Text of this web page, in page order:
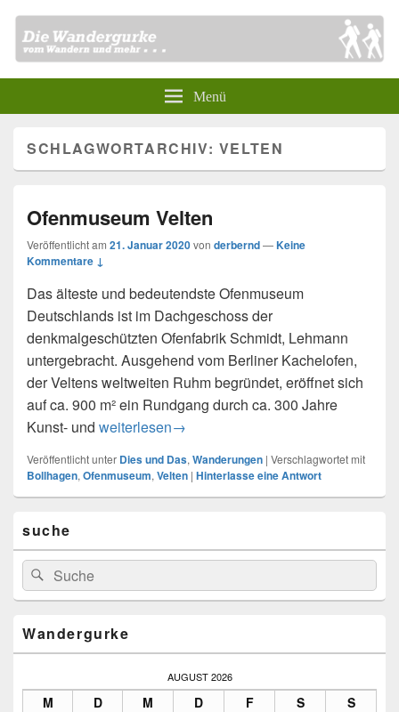
Menü
SCHLAGWORTARCHIV: VELTEN
Ofenmuseum Velten
Veröffentlicht am 21. Januar 2020von derbernd—Keine
Kommentare ↓
Das älteste und bedeutendste Ofenmuseum
Deutschlands ist im Dachgeschoss der
denkmalgeschützten Ofenfabrik Schmidt, Lehmann
untergebracht. Ausgehend vom Berliner Kachelofen,
der Veltens weltweiten Ruhm begründet, eröffnet sich
auf ca. 900 m² ein Rundgang durch ca. 300 Jahre
Kunst- und Ofenmuseum Velten
weiterlesen→
Veröffentlicht unter Dies und Das, Wanderungen | Verschlagwortet mit
Bollhagen, Ofenmuseum, Velten | Hinterlasse eine Antwort
Seitenleisten-
Widgetbereich
suche
Suchen
nach:
Suchen
Wandergurke
AUGUST 2026
M D M D F S S